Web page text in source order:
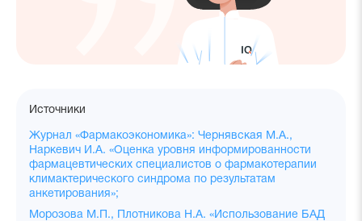
Источники
Журнал «Фармакоэкономика»: Чернявская М.А.,
Наркевич И.А. «Оценка уровня информированности
фармацевтических специалистов о фармакотерапии
климактерического синдрома по результатам
анкетирования»;
Морозова М.П., Плотникова Н.А. «Использование БАД